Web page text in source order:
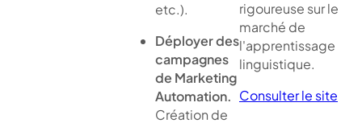
etc.).
Déployer des
campagnes
de Marketing
Automation.
Création de
rigoureuse sur le
marché de
l'apprentissage
linguistique.
Consulter le site